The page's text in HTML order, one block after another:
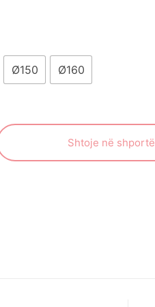
Ø150 Ø160
Shtoje në shportë